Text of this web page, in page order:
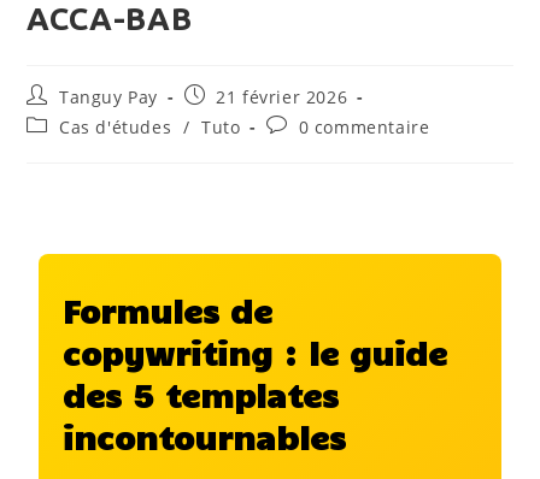
ACCA-BAB
Tanguy Pay
21 février 2026
Cas d'études / Tuto 0 commentaire
Formules de
copywriting : le guide
des 5 templates
incontournables